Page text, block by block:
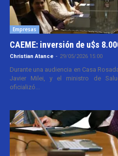
Empresas
CAEME: inversión de u$s
Christian Atance - 29/05/2026 15:00
Durante una audiencia en Casa
Javier Milei, y el ministro de
oficializó...